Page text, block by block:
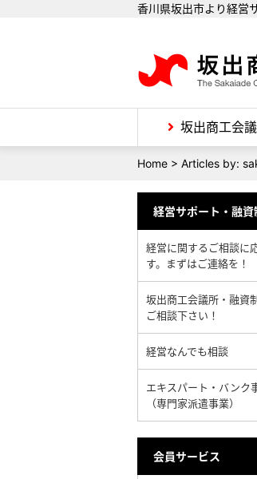
香川県坂出市より経営
坂出商工会
Home > Articles by:
経営サポート・融資
経営に関するご相談に
す。まずはご連絡を！
坂出商工会議所・融資
ご相談下さい！
経営なんでも相談
エキスパート・バンク
（専門家派遣事業）
会員サービス